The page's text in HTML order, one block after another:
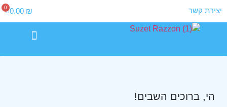
יצירת קשר 0.00 ₪
0
הי, ברוכים השבים!